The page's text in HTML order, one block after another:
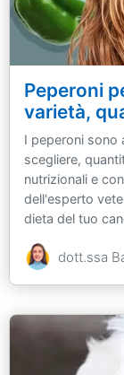
Peperoni
varietà,
I peperoni sono
scegliere,
nutrizionali e
dell'esperto
dieta del tuo
dott.ssa